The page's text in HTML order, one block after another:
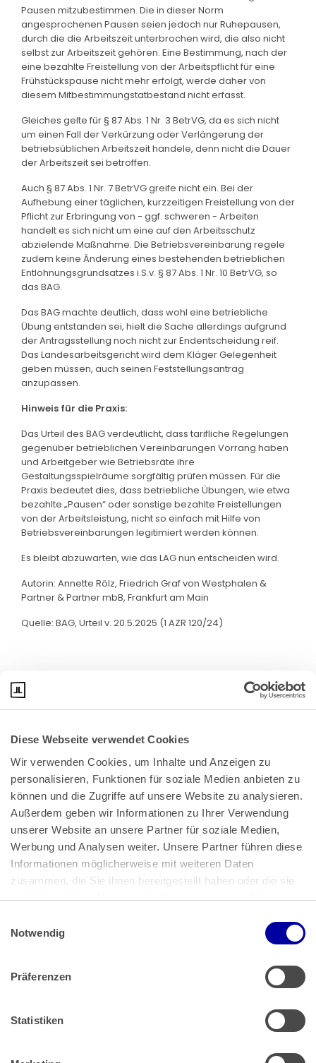
Diese Webseite verwendet Cookies
Wir verwenden Cookies, um Inhalte und Anzeigen zu
personalisieren, Funktionen für soziale Medien anbieten zu
können und die Zugriffe auf unsere Website zu analysieren.
Außerdem geben wir Informationen zu Ihrer Verwendung
unserer Website an unsere Partner für soziale Medien,
Werbung und Analysen weiter. Unsere Partner führen diese
Informationen möglicherweise mit weiteren Daten
zusammen, die Sie ihnen bereitgestellt haben oder die sie
im Rahmen Ihrer Nutzung der Dienste gesammelt haben.
Impressum
Notwendig
Präferenzen
Statistiken
Pausen mitzubestimmen. Die in dieser Norm
angesprochenen Pausen seien jedoch nur Ruhepausen,
durch die die Arbeitszeit unterbrochen wird, die also nicht
selbst zur Arbeitszeit gehören. Eine Bestimmung, nach der
eine bezahlte Freistellung von der Arbeitspflicht für eine
Frühstückspause nicht mehr erfolgt, werde daher von
diesem Mitbestimmungstatbestand nicht erfasst.
Gleiches gelte für § 87 Abs. 1 Nr. 3 BetrVG, da es sich nicht
um einen Fall der Verkürzung oder Verlängerung der
betriebsüblichen Arbeitszeit handele, denn nicht die Dauer
der Arbeitszeit sei betroffen.
Auch § 87 Abs. 1 Nr. 7 BetrVG greife nicht ein. Bei der
Aufhebung einer täglichen, kurzzeitigen Freistellung von der
Pflicht zur Erbringung von - ggf. schweren - Arbeiten
handelt es sich nicht um eine auf den Arbeitsschutz
abzielende Maßnahme. Die Betriebsvereinbarung regele
zudem keine Änderung eines bestehenden betrieblichen
Entlohnungsgrundsatzes i.S.v. § 87 Abs. 1 Nr. 10 BetrVG, so
das BAG.
Das BAG machte deutlich, dass wohl eine betriebliche
Übung entstanden sei, hielt die Sache allerdings aufgrund
der Antragsstellung noch nicht zur Endentscheidung reif.
Das Landesarbeitsgericht wird dem Kläger Gelegenheit
geben müssen, auch seinen Feststellungsantrag
anzupassen.
Hinweis für die Praxis:
Das Urteil des BAG verdeutlicht, dass tarifliche Regelungen
gegenüber betrieblichen Vereinbarungen Vorrang haben
und Arbeitgeber wie Betriebsräte ihre
Gestaltungsspielräume sorgfältig prüfen müssen. Für die
Praxis bedeutet dies, dass betriebliche Übungen, wie etwa
bezahlte „Pausen“ oder sonstige bezahlte Freistellungen
von der Arbeitsleistung, nicht so einfach mit Hilfe von
Betriebsvereinbarungen legitimiert werden können.
Es bleibt abzuwarten, wie das LAG nun entscheiden wird.
Autorin: Annette Rölz, Friedrich Graf von Westphalen &
Partner & Partner mbB, Frankfurt am Main
Quelle: BAG, Urteil v. 20.5.2025 (1 AZR 120/24)
Bundeskanzlerplatz 2
53113 Bonn
Pressemitteilungen|AGB
Impressum|Datenschutz
Muster Widerrufsformular (PDF)